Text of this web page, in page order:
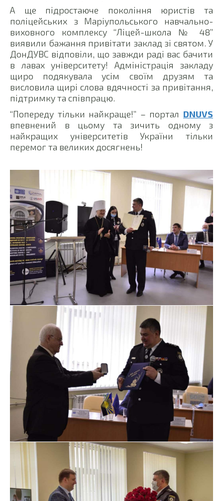
А ще підростаюче покоління юристів та
поліцейських з Маріупольського навчально-
виховного комплексу “Ліцей-школа № 48”
виявили бажання привітати заклад зі святом. У
ДонДУВС відповіли, що завжди раді вас бачити
в лавах університету! Адміністрація закладу
щиро подякувала усім своїм друзям та
висловила щирі слова вдячності за привітання,
підтримку та співпрацю.
“Попереду тільки найкраще!” – портал DNUVS
впевнений в цьому та зичить одному з
найкращих університетів України тільки
перемог та великих досягнень!